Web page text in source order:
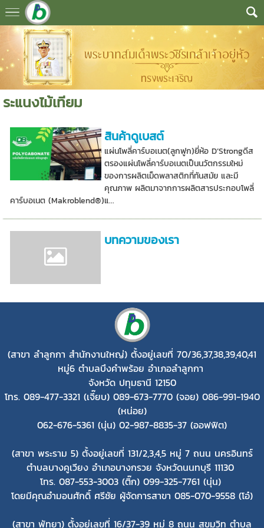
ระแนงไม้เทียม
สินค้าดูเบสต์
แผ่นโพลี่คาร์บอเนต(ลูกฟูก)ยี่ห้อ D’Strongดีส
ตรองแผ่นโพลี่คาร์บอเนตเป็นนวัตกรรมใหม่
ของการผลิตเม็ดพลาสติกที่ทันสมัย และมี
คุณภาพ ผลิตมาจากการผลิตสารประกอบโพลี่
คาร์บอเนต (Makroblend®)แ...
บทความของเรา
(สาขา ลำลูกกา สำนักงานใหญ่) ตั้งอยู่เลขที่ 70/36,37,38,39,40,41
หมู่6 ตำบลบึงคำพร้อย อำเภอลำลูกกา
จังหวัด ปทุมธานี 12150
โทร. 089-477-3321 (เจี๊ยบ) 089-673-7770 (จอย) 086-991-1940
(หน่อย)
062-676-5361 (นุ่น) 02-987-8835-37 (ออฟฟิต)
(สาขา พระราม 5) ตั้งอยู่เลขที่ 131/2,3,4,5 หมู่ 7 ถนน นครอินทร์
ตำบลบางคูเวียง อำเภอบางกรวย จังหวัดนนทบุรี 11130
โทร. 087-553-3003 (ติ๊ก) 099-325-7761 (นุ่น)
โดยมีคุณอำมอนศักดิ์ ศรีชัย ผู้จัดการสาขา 085-070-9558 (โอ๋)
(สาขา พัทยา) ตั้งอยู่เลขที่ 16/37-39 หมู่ 8 ถนน สุขุมวิท ตำบล